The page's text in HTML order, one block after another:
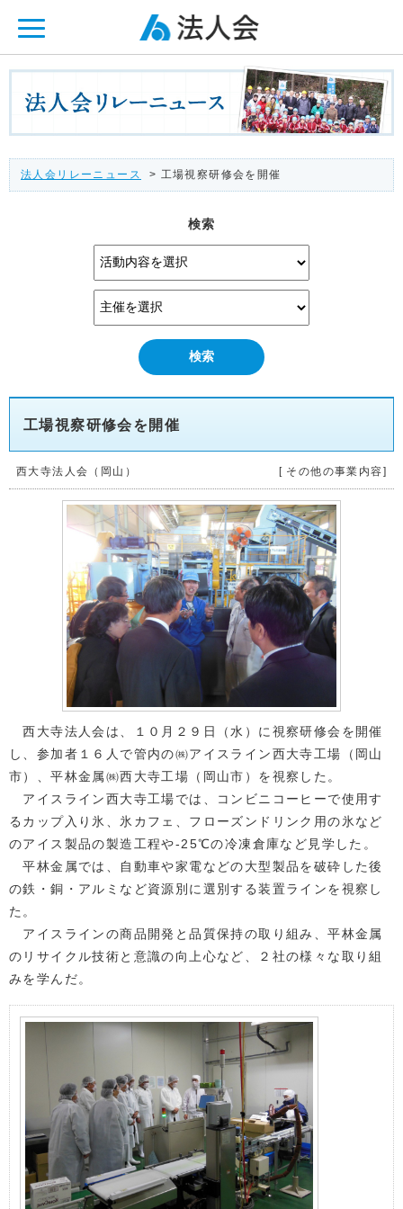
法人会リレーニュース > 工場視察研修会を開催
検索
工場視察研修会を開催
西大寺法人会（岡山） [ その他の事業内容]
西大寺法人会は、１０月２９日（水）に視察研修会を開催
し、参加者１６人で管内の㈱アイスライン西大寺工場（岡山
市）、平林金属㈱西大寺工場（岡山市）を視察した。
アイスライン西大寺工場では、コンビニコーヒーで使用す
るカップ入り氷、氷カフェ、フローズンドリンク用の氷など
のアイス製品の製造工程や-25℃の冷凍倉庫など見学した。
平林金属では、自動車や家電などの大型製品を破砕した後
の鉄・銅・アルミなど資源別に選別する装置ラインを視察し
た。
アイスラインの商品開発と品質保持の取り組み、平林金属
のリサイクル技術と意識の向上心など、２社の様々な取り組
みを学んだ。